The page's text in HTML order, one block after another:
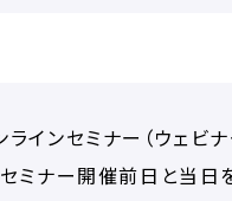
ンセミナー（ウェビナ
ナー開催前日と当日